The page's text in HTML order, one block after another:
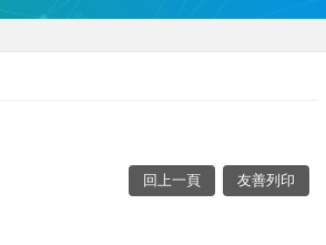
回上一頁 友善列印